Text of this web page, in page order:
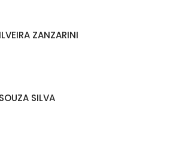
ZANZARINI
SILVA